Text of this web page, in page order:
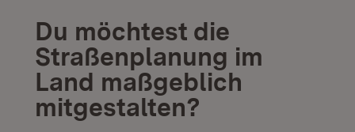
Du möchtest die
Straßenplanung im
Land maßgeblich
mitgestalten?